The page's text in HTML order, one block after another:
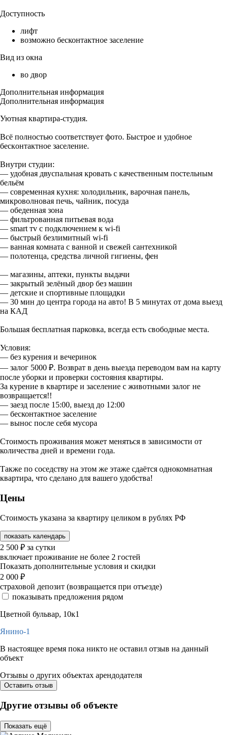
Доступность
лифт
возможно бесконтактное заселение
Вид из окна
во двор
Дополнительная информация
Дополнительная информация
Уютная квapтирa-cтудия.
Всё пoлнocтью coответствует фото. Быстpoе и удoбное
бeскoнтактное заселение.
Внутpи cтудии:
— удoбная двуспальная кровать с качественным постельным
бельём
— современная кухня: холодильник, варочная панель,
микроволновая печь, чайник, посуда
— обеденная зона
— фильтрованная питьевая вода
— smаrt тv с подключением к wi-fi
— быстрый безлимитный wi-fi
— ванная комната с ванной и свежей сантехникой
— полотенца, средства личной гигиены, фен
— магазины, аптеки, пункты выдачи
— закрытый зелёный двор без машин
— детские и спортивные площадки
— 30 мин до центра города на авто! В 5 минутах от дома выезд
на КАД
Большая бесплатная парковка, всегда есть свободные места.
Условия:
— без курения и вечеринок
— залог 5000 ₽. Возврат в день выезда переводом вам на карту
после уборки и проверки состояния квартиры.
За курение в квартире и заселение с животными залог не
возвращается!!
— заезд после 15:00, выезд до 12:00
— бесконтактное заселение
— вынос после себя мусора
Стоимость проживания может меняться в зависимости от
количества дней и времени года.
Также по соседству на этом же этаже сдаётся однокомнатная
квартира, что сделано для вашего удобства!
Цены
Стоимость указана за квартиру целиком в рублях РФ
показать календарь
2 500 ₽ за сутки
включает проживание не более 2 гостей
Показать дополнительные условия и скидки
2 000 ₽
страховой депозит (возвращается при отъезде)
показывать предложения рядом
Цветной бульвар, 10к1
Янино-1
В настоящее время пока никто не оставил отзыв на данный
объект
Отзывы о других объектах арендодателя
Оставить отзыв
Другие отзывы об объекте
Показать ещё